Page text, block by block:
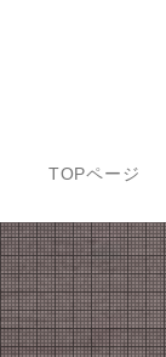
TOPページ